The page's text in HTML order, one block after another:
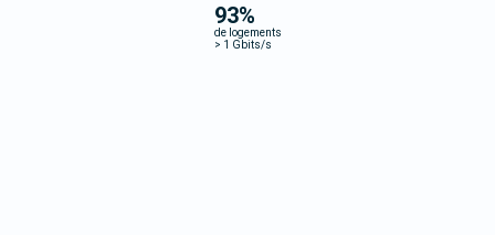
93%
de logements
> 1 Gbits/s